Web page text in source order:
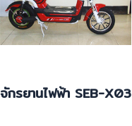
จักรยานไฟฟ้า SEB-X03